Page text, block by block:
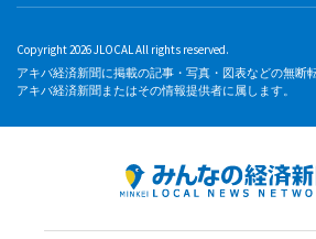
Copyright 2026 JLOCAL All rights reserved.
アキバ経済新聞に掲載の記事・写真・図表などの無断
アキバ経済新聞またはその情報提供者に属します。